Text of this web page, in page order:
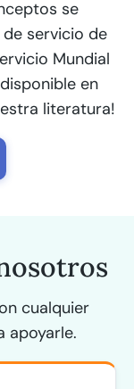
se
servicio de
Mundial
en
literatura!
cualquier
apoyarle.